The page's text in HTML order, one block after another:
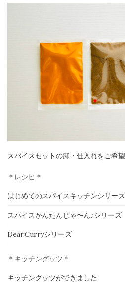
ホーム
スパイスセットの卸・仕入れをご希
＊レシピ＊
はじめてのスパイスキッチンシリーズ
スパイスかんたんじゃ〜ん♪シリーズ
Dear.Curryシリーズ
＊キッチングッツ＊
キッチングッツができました